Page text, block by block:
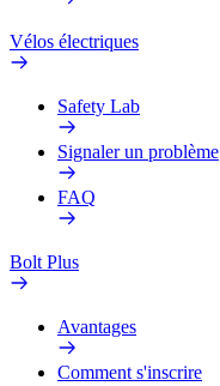
Vélos électriques
Safety Lab
Signaler un problème
FAQ
Bolt Plus
Avantages
Comment s'inscrire